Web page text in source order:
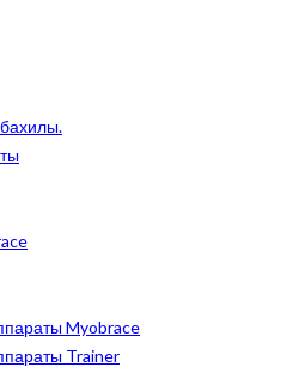
Myobrace
Trainer